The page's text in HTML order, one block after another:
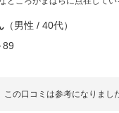
だと思いますが、頑張ってく
（男性 / 40代）
89
この口コミは参考になりまし